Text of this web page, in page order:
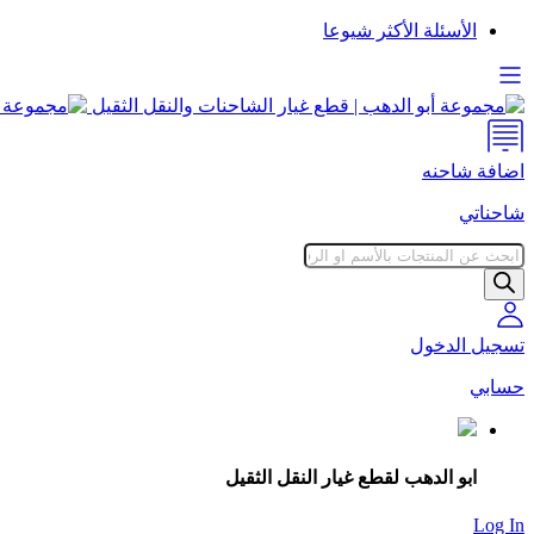
الأسئلة الأكثر شيوعا
اضافة شاحنه
شاحناتي
Products
search
تسجيل الدخول
حسابي
ابو الدهب لقطع غيار النقل الثقيل
Log In